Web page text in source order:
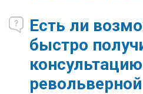
Есть ли
быстро